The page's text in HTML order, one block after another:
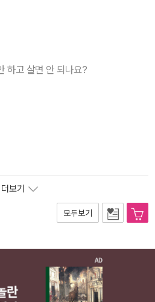
하고 살면 안 되나요?
더보기
모두보기